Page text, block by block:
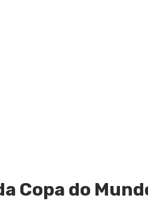
Copa do